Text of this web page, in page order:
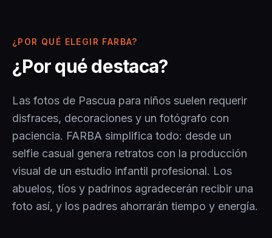
¿POR QUÉ ELEGIR FARBA?
¿Por qué destaca?
Las fotos de Pascua para niños suelen requerir
disfraces, decoraciones y un fotógrafo con
paciencia. FARBA simplifica todo: desde un
selfie casual genera retratos con la producción
visual de un estudio infantil profesional. Los
abuelos, tíos y padrinos agradecerán recibir una
foto así, y los padres ahorrarán tiempo y energía.